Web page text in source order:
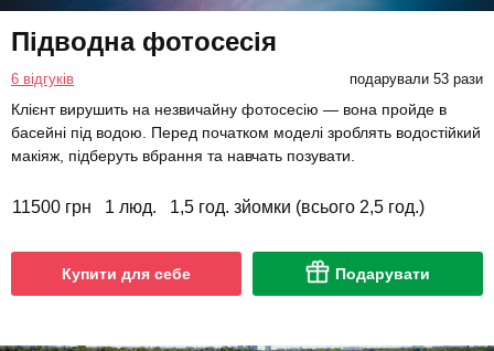
Підводна фотосесія
6 відгуків подарували 53 рази
Клієнт вирушить на незвичайну фотосесію — вона пройде в
басейні під водою. Перед початком моделі зроблять водостійкий
макіяж, підберуть вбрання та навчать позувати.
11500 грн 1 люд. 1,5 год. зйомки (всього 2,5 год.)
Купити для себе Подарувати